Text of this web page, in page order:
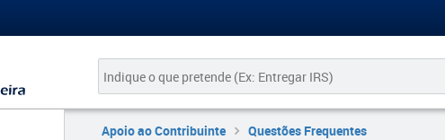
Apoio ao Contribuinte Questões Frequentes